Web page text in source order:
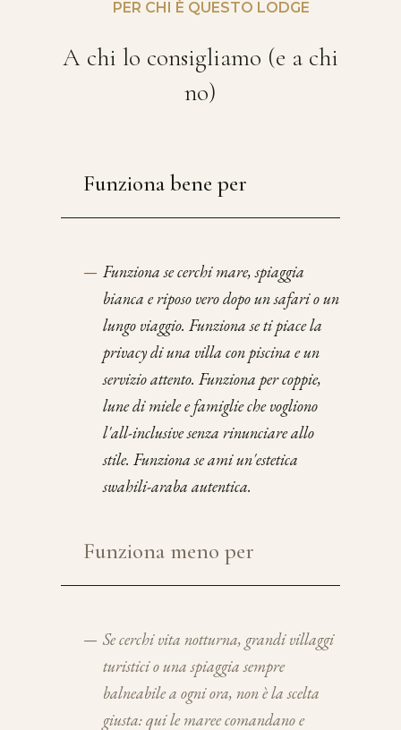
PER CHI È QUESTO LODGE
A chi lo consigliamo (e a chi
no)
Funziona bene per
— Funziona se cerchi mare, spiaggia
bianca e riposo vero dopo un safari o un
lungo viaggio. Funziona se ti piace la
privacy di una villa con piscina e un
servizio attento. Funziona per coppie,
lune di miele e famiglie che vogliono
l'all-inclusive senza rinunciare allo
stile. Funziona se ami un'estetica
swahili-araba autentica.
Funziona meno per
— Se cerchi vita notturna, grandi villaggi
turistici o una spiaggia sempre
balneabile a ogni ora, non è la scelta
giusta: qui le maree comandano e